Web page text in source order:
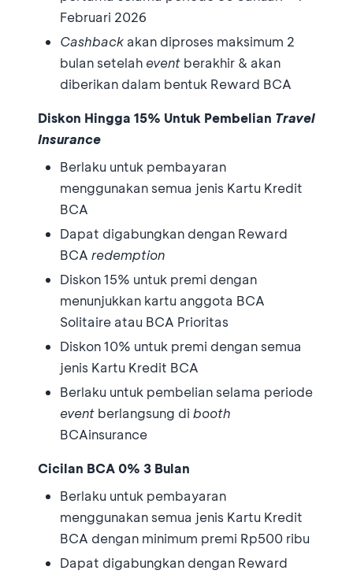
Februari 2026
Cashback akan diproses maksimum 2
bulan setelah event berakhir & akan
diberikan dalam bentuk Reward BCA
Diskon Hingga 15% Untuk Pembelian Travel
Insurance
Berlaku untuk pembayaran
menggunakan semua jenis Kartu Kredit
BCA
Dapat digabungkan dengan Reward
BCA redemption
Diskon 15% untuk premi dengan
menunjukkan kartu anggota BCA
Solitaire atau BCA Prioritas
Diskon 10% untuk premi dengan semua
jenis Kartu Kredit BCA
Berlaku untuk pembelian selama periode
event berlangsung di booth
BCAinsurance
Cicilan BCA 0% 3 Bulan
Berlaku untuk pembayaran
menggunakan semua jenis Kartu Kredit
BCA dengan minimum premi Rp500 ribu
Dapat digabungkan dengan Reward